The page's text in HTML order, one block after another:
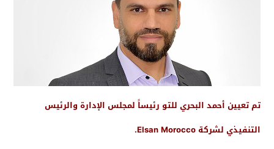
تم تعيين أحمد البحري للتو رئيساً لمجلس الإدارة والرئيس
التنفيذي لشركة Elsan Morocco.